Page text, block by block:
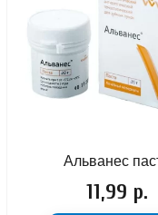
Альванес паста
Цена
11,99 р.